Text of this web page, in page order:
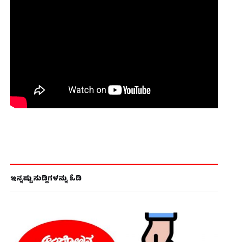
ಇನ್ನಷ್ಟು ಸುದ್ದಿಗಳನ್ನು ಓದಿ